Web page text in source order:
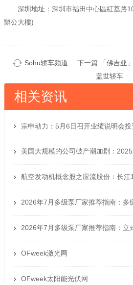
深圳地址：深圳市福田中心區紅荔路
辦公大樓)
Sohu轿车频道 下一篇: 「佛吉亚
盖世轿车
相关资讯
宗申动力：5月6日召开业绩说明会
美国大规模的公司破产潮加剧：
年新高
航空发动机概念股之应流股份：长
要害件
2026年7月多级泵厂家推荐指南：多
心泵立增压泵公司优选！
2026年7月多级泵厂家推荐指南：立
式卧离心泵离心泵公司优选！
OFweek激光网
OFweek太阳能光伏网